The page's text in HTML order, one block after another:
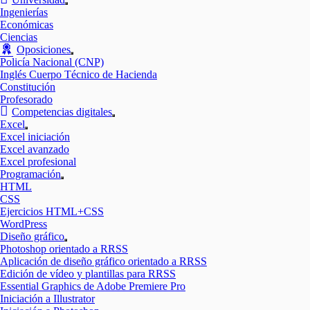
Mostrar
Ingenierías
Económicas
Ciencias
Oposiciones
Mostrar
el
submenú
Policía Nacional (CNP)
Inglés Cuerpo Técnico de Hacienda
Constitución
Profesorado
Competencias digitales
Mostrar
Excel
Mostrar
el
submenú
Excel iniciación
Excel avanzado
Excel profesional
Programación
Mostrar
HTML
CSS
Ejercicios HTML+CSS
WordPress
Diseño gráfico
Mostrar
el
submenú
Photoshop orientado a RRSS
Aplicación de diseño gráfico orientado a RRSS
Edición de vídeo y plantillas para RRSS
Essential Graphics de Adobe Premiere Pro
Iniciación a Illustrator